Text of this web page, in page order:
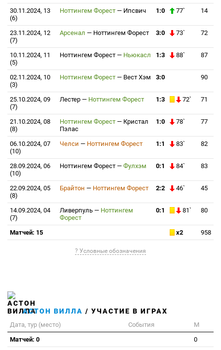
30.11.2024, 13
(6)
Ноттингем Форест — Ипсвич 1:0 77` 14
23.11.2024, 12
(7)
Арсенал — Ноттингем Форест 3:0 73` 72
10.11.2024, 11
(5)
Ноттингем Форест — Ньюкасл 1:3 88` 87
02.11.2024, 10
(3)
Ноттингем Форест — Вест Хэм 3:0 90
25.10.2024, 09
(7)
Лестер — Ноттингем Форест 1:3 72` 71
21.10.2024, 08
(8)
Ноттингем Форест — Кристал
Пэлас
1:0 78` 77
06.10.2024, 07
(10)
Челси — Ноттингем Форест 1:1 83` 82
28.09.2024, 06
(10)
Ноттингем Форест — Фулхэм 0:1 84` 83
22.09.2024, 05
(8)
Брайтон — Ноттингем Форест 2:2 46` 45
14.09.2024, 04
(7)
Ливерпуль — Ноттингем
Форест
0:1 81` 80
Матчей: 15 x2 958
? Условные обозначения
АСТОН ВИЛЛА / УЧАСТИЕ В ИГРАХ
Дата, тур (место) События
М
Матчей: 0
0